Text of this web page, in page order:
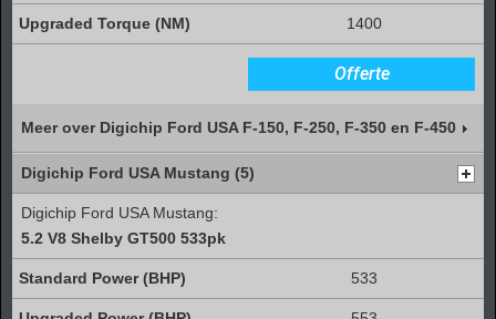
1400
Offerte
Meer over Digichip Ford USA F-150, F-250, F-350 en F-450
Digichip Ford USA Mustang (5)
Digichip Ford USA Mustang:
5.2 V8 Shelby GT500 533pk
533